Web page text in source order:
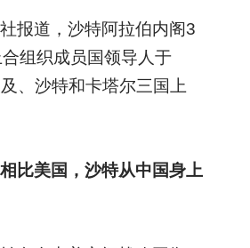
报道，沙特阿拉伯内阁3
组织成员国领导人于
、沙特和卡塔尔三国上
比美国，沙特从中国身上